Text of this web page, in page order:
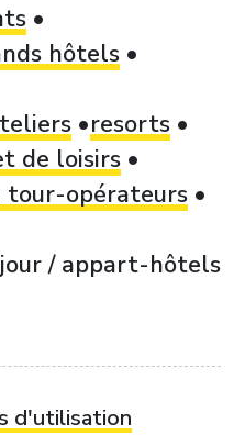
hôtels
resorts
de loisirs
tour-opérateurs
/ appart-hôtels
d'utilisation